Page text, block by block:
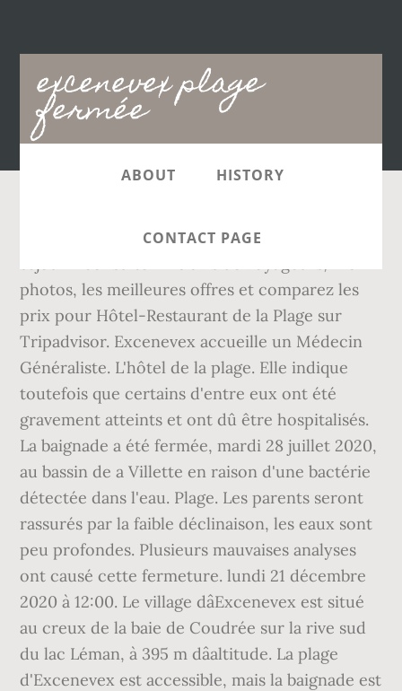
excenevex plage
fermée
Main
navigation
ABOUT HISTORY
CONTACT PAGE
Hôtel-Restaurant de la Plage: Un agréable
photos, les meilleures offres et comparez les
prix pour Hôtel-Restaurant de la Plage sur
Tripadvisor. Excenevex accueille un Médecin
Généraliste. L'hôtel de la plage. Elle indique
toutefois que certains d'entre eux ont été
gravement atteints et ont dû être hospitalisés.
La baignade a été fermée, mardi 28 juillet 2020,
au bassin de a Villette en raison d'une bactérie
détectée dans l'eau. Plage. Les parents seront
rassurés par la faible déclinaison, les eaux sont
peu profondes. Plusieurs mauvaises analyses
ont causé cette fermeture. lundi 21 décembre
2020 à 12:00. Le village dâExcenevex est situé
au creux de la baie de Coudrée sur la rive sud
du lac Léman, à 395 m dâaltitude. La plage
d'Excenevex est accessible, mais la baignade est